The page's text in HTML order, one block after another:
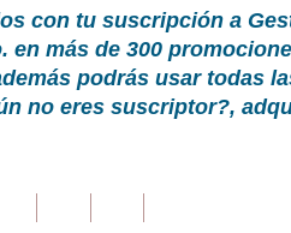
con tu suscripción a
en más de 300
podrás usar todas
no eres suscriptor?,